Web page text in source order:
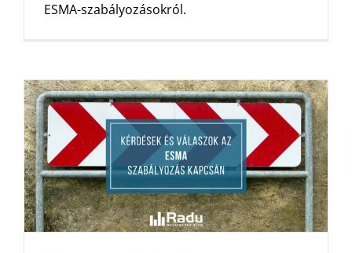
ESMA-szabályozásokról.